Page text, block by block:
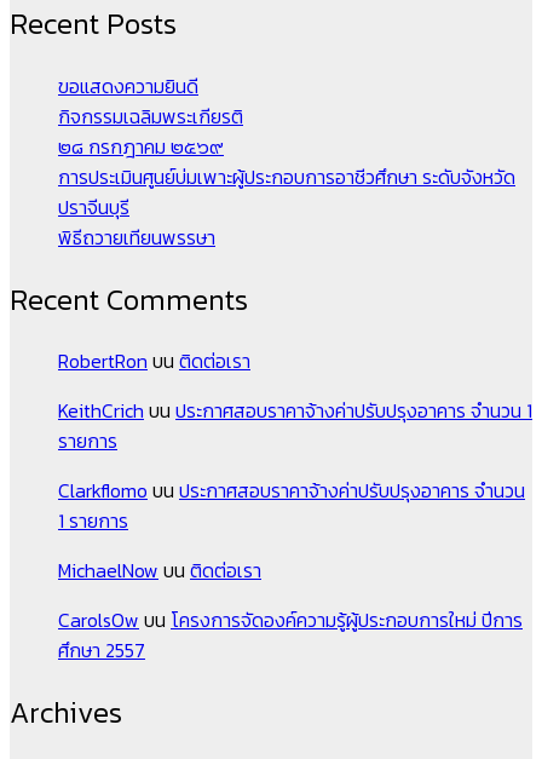
Recent Posts
ขอแสดงความยินดี
กิจกรรมเฉลิมพระเกียรติ
๒๘ กรกฎาคม ๒๕๖๙
การประเมินศูนย์บ่มเพาะผู้ประกอบการอาชีวศึกษา ระดับจังหวัด
ปราจีนบุรี
พิธีถวายเทียนพรรษา
Recent Comments
RobertRon บน ติดต่อเรา
KeithCrich บน ประกาศสอบราคาจ้างค่าปรับปรุงอาคาร จำนวน 1
รายการ
Clarkflomo บน ประกาศสอบราคาจ้างค่าปรับปรุงอาคาร จำนวน
1 รายการ
MichaelNow บน ติดต่อเรา
CarolsOw บน โครงการจัดองค์ความรู้ผู้ประกอบการใหม่ ปีการ
ศึกษา 2557
Archives